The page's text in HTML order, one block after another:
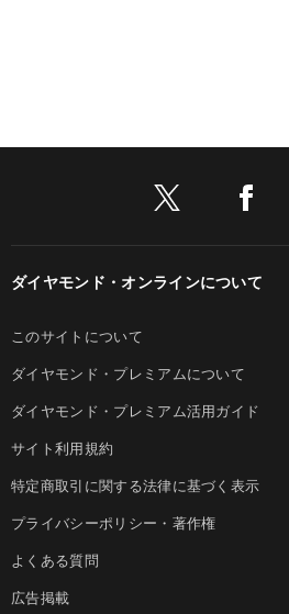
ダイヤモンド・オンラインについて
このサイトについて
ダイヤモンド・プレミアムについて
ダイヤモンド・プレミアム活用ガイド
サイト利用規約
特定商取引に関する法律に基づく表示
プライバシーポリシー・著作権
よくある質問
広告掲載